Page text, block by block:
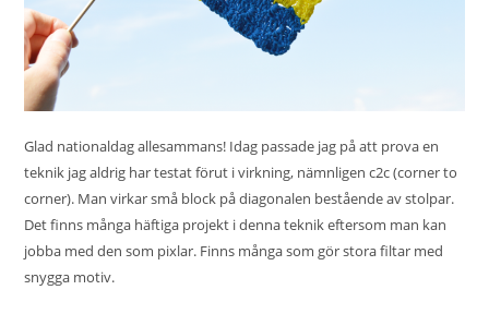
Glad nationaldag allesammans! Idag passade jag på att prova en
teknik jag aldrig har testat förut i virkning, nämnligen c2c (corner to
corner). Man virkar små block på diagonalen bestående av stolpar.
Det finns många häftiga projekt i denna teknik eftersom man kan
jobba med den som pixlar. Finns många som gör stora filtar med
snygga motiv.